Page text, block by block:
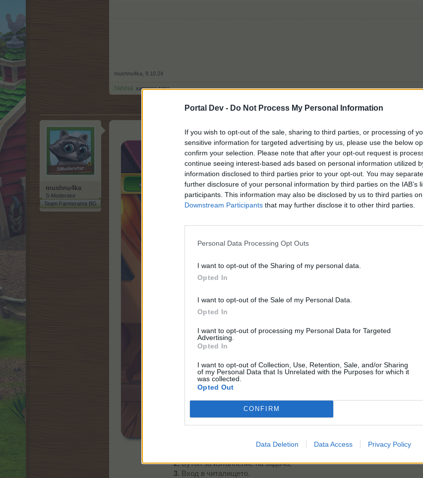
Portal Dev - Do Not Process My Personal Information
If you wish to opt-out of the sale, sharing to third parties, or processing of
sensitive information for targeted advertising by us, please use the below
confirm your selection. Please note that after your opt-out request is
continue seeing interest-based ads based on personal information utilized
information disclosed to third parties prior to your opt-out. You may
further disclosure of your personal information by third parties on the IAB’s
participants. This information may also be disclosed by us to third parties
Downstream Participants that may further disclose it to other third parties.
Personal Data Processing Opt Outs
I want to opt-out of the Sharing of my personal data.
Opted In
I want to opt-out of the Sale of my Personal Data.
Opted In
I want to opt-out of processing my Personal Data for Targeted
Advertising.
Opted In
I want to opt-out of Collection, Use, Retention, Sale, and/or Sharing
of my Personal Data that Is Unrelated with the Purposes for which it
was collected.
Opted Out
CONFIRM
Data Deletion Data Access Privacy Policy
mushnu4ka 9.10.24
.TAINNA. харесва това.
mushnu4ka
S-Moderator
Team Farmerama BG
Ето как ще изглежда прозорецът на
2.Бутон за изпълнение на задача;
3. Вход в читалището.​